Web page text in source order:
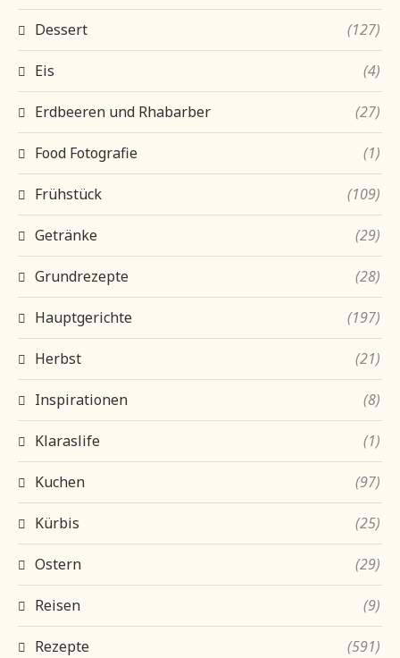
Dessert (127)
Eis (4)
Erdbeeren und Rhabarber (27)
Food Fotografie (1)
Frühstück (109)
Getränke (29)
Grundrezepte (28)
Hauptgerichte (197)
Herbst (21)
Inspirationen (8)
Klaraslife (1)
Kuchen (97)
Kürbis (25)
Ostern (29)
Reisen (9)
Rezepte (591)